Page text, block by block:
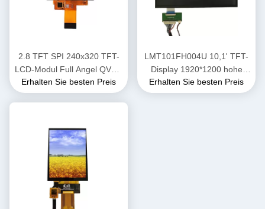
2.8 TFT SPI 240x320 TFT-
LCD-Modul Full Angel QVGA
BOE-LCD-Bildschirm
Erhalten Sie besten Preis
LMT101FH004U 10,1' TFT-
Display 1920*1200 hohe
Helligkeit LCD-Display 700
Nits
Erhalten Sie besten Preis